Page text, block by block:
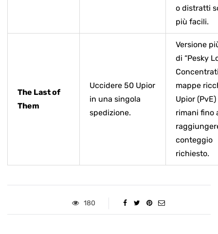
o distratti
più facili.
The Last of
Them
Uccidere 50 Upior
in una singola
spedizione.
Versione
di “Pesky
mappe
Upior (PvE)
rimani fino
conteggio
richiesto.
180